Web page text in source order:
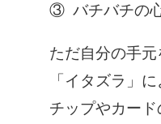
③ バチバチの
ただ自分の手
「イタズラ」
チップやカー